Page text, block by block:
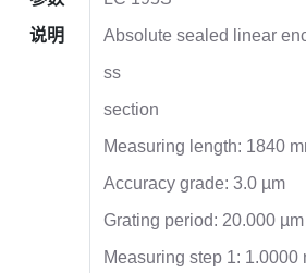
说明
Absolute sealed linear
ss
section
Measuring length: 1840
Accuracy grade: 3.0 µm
Grating period: 20.000 µm
Measuring step 1: 1.0000